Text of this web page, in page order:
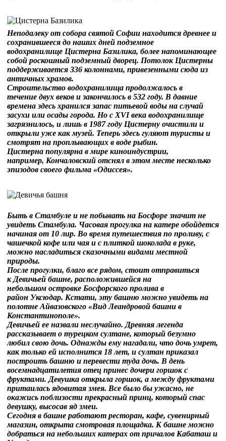
Неподалеку от собора святой Софии находится древнее и
сохранившееся до наших дней подземное
водохранилище Цистерна Базилика, более напоминающее
собой роскошный подземный дворец. Потолок Цистерны
поддерживается 336 колоннами, привезенными сюда из
античных храмов.
Строительство водохранилища продолжалось в
течение двух веков и закончилось в 532 году. В давние
времена здесь хранился запас питьевой воды на случай
засухи или осады города. Но с XVI века водохранилище
загрязнилось, и лишь в 1987 году Цистерну очистили и
открыли уже как музей. Теперь здесь гуляют туристы и
смотрят на проплывающих в воде рыбин.
Цистерна популярна в мире киноиндустрии,
например, Кончаловский отснял в этом месте несколько
эпизодов своего фильма «Одиссея».
Быть в Стамбуле и не побывать на Босфоре значит не
увидеть Стамбула. Часовая прогулка на катере обойдется
начиная от 10 лир. Во время путешествия по проливу, с
чашечкой кофе или чая и с плиткой шоколада в руке,
можно насладиться сказочными видами местной
природы.
После прогулки, благо все рядом, стоит отправиться
к Девичьей башне, расположившейся на
небольшом островке Босфорского пролива в
район Уксюдар. Кстати, эту башню можно увидеть на
полотне Айвазовского «Вид Леандровой башни в
Константинополе».
Девичьей ее назвали неслучайно. Древняя легенда
рассказывает о турецком султане, который безумно
любил свою дочь. Однажды ему нагадали, что дочь умрет,
как только ей исполнится 18 лет, и султан приказал
построить башню и перевести туда дочь. В день
восемнадцатилетия отец принес дочери горшок с
фруктами. Девушка открыла горшок, а между фруктами
притаилась ядовитая змея. Все было бы ужасно, не
окажись поблизости прекрасный принц, который спас
девушку, высосав яд змеи.
Сегодня в башне работают ресторан, кафе, сувенирный
магазин, открыта смотровая площадка. К башне можно
добраться на небольших катерах от причалов Кабаташ и